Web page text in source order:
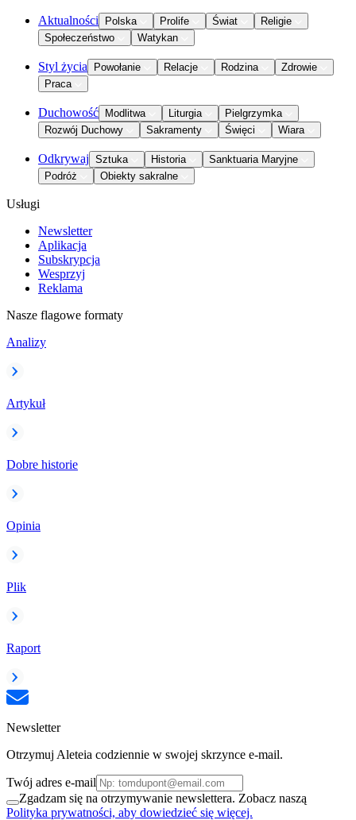
Aktualności Polska Prolife Świat
Religie
Społeczeństwo
Watykan
Styl życia Powołanie Relacje Rodzina
Zdrowie
Praca
Duchowość Modlitwa Liturgia
Pielgrzymka
Rozwój Duchowy
Sakramenty Święci Wiara
Odkrywaj Sztuka Historia
Sanktuaria Maryjne
Podróż
Obiekty sakralne
Usługi
Newsletter
Aplikacja
Subskrypcja
Wesprzyj
Reklama
Nasze flagowe formaty
Analizy
Artykuł
Dobre historie
Opinia
Plik
Raport
Newsletter
Otrzymuj Aleteia codziennie w swojej skrzynce e-mail.
Twój adres e-mail
Zgadzam się na otrzymywanie newslettera. Zobacz naszą
Polityka prywatności, aby dowiedzieć się więcej.